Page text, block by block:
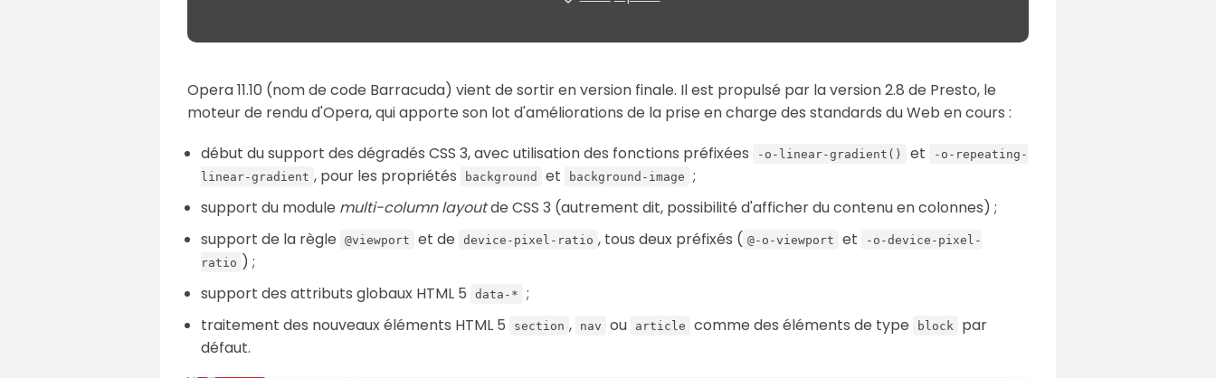
Opera 11.10 (nom de code Barracuda) vient de sortir en version finale. Il est propulsé par la version 2.8 de Presto, le
moteur de rendu d'Opera, qui apporte son lot d'améliorations de la prise en charge des standards du Web en cours :
début du support des dégradés CSS 3, avec utilisation des fonctions préfixées
-o-linear-gradient() et
-o-repeating-
linear-gradient , pour les propriétés background et background-image
;
support du module multi-column layoutde CSS 3 (autrement dit, possibilité d'afficher du contenu en colonnes) ;
support de la règle
@viewport et de device-pixel-ratio , tous deux préfixés ( @-o-viewport et
-o-device-pixel-
ratio ) ;
support des attributs globaux HTML 5
data- *
;
traitement des nouveaux éléments HTML 5
section , nav ou article comme des éléments de type block
par
défaut.